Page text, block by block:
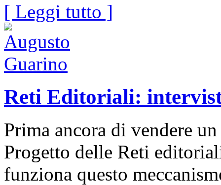
[ Leggi tutto ]
Reti Editoriali:
Prima ancora di vendere
Progetto delle Reti
funziona questo